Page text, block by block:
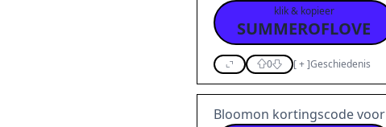
klik & kopieer
SUMMEROFLOVE
0 [+]Geschiedenis
Bloomon kortingscode voor